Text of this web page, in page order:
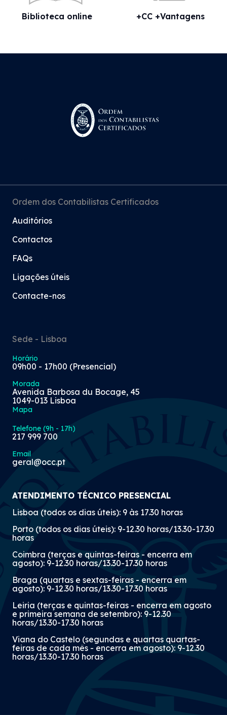
Biblioteca online +CC +Vantagens
Ordem dos Contabilistas Certificados
Auditórios
Contactos
FAQs
Ligações úteis
Contacte-nos
Sede - Lisboa
Horário
09h00 - 17h00 (Presencial)
Morada
Avenida Barbosa du Bocage, 45
1049-013 Lisboa
Mapa
Telefone (9h - 17h)
217 999 700
Email
geral@occ.pt
ATENDIMENTO TÉCNICO PRESENCIAL
Lisboa (todos os dias úteis): 9 às 17.30 horas
Porto (todos os dias úteis): 9-12.30 horas/13.30-17.30
horas
Coimbra (terças e quintas-feiras - encerra em
agosto): 9-12.30 horas/13.30-17.30 horas
Braga (quartas e sextas-feiras - encerra em
agosto): 9-12.30 horas/13.30-17.30 horas
Leiria (terças e quintas-feiras - encerra em agosto
e primeira semana de setembro): 9-12.30
horas/13.30-17.30 horas
Viana do Castelo (segundas e quartas quartas-
feiras de cada mês - encerra em agosto): 9-12.30
horas/13.30-17.30 horas